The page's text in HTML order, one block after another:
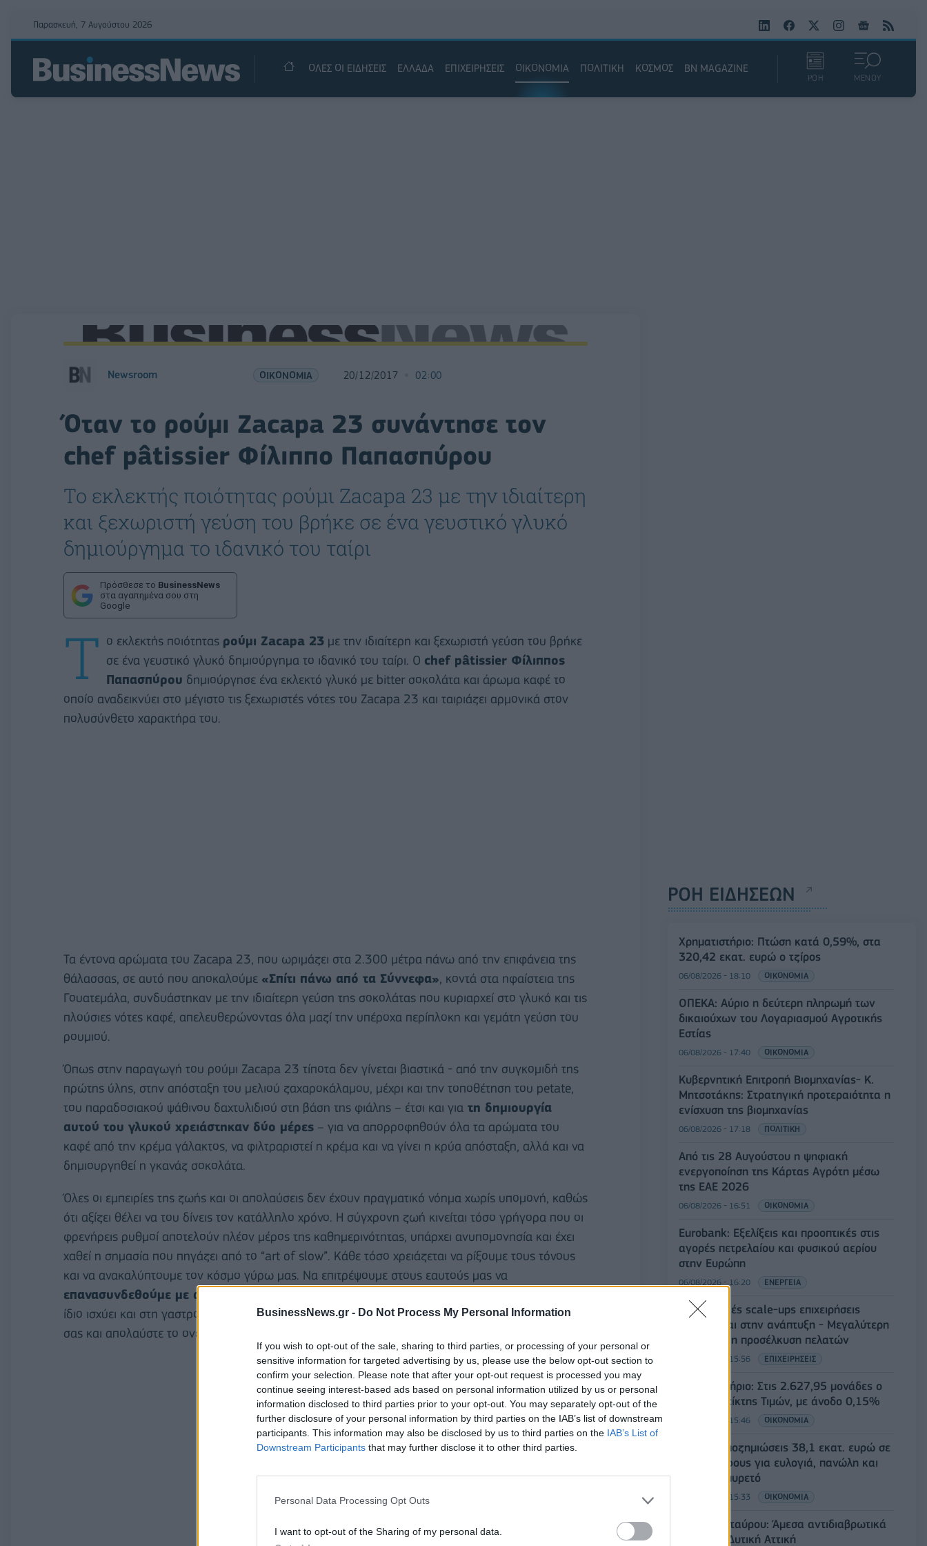
BusinessNews.gr - Do Not Process My Personal Information
If you wish to opt-out of the sale, sharing to third parties, or processing of your personal or
sensitive information for targeted advertising by us, please use the below opt-out section to
confirm your selection. Please note that after your opt-out request is processed you may
continue seeing interest-based ads based on personal information utilized by us or personal
information disclosed to third parties prior to your opt-out. You may separately opt-out of the
further disclosure of your personal information by third parties on the IAB’s list of downstream
participants. This information may also be disclosed by us to third parties on the IAB’s List of
Downstream Participants that may further disclose it to other third parties.
Personal Data Processing Opt Outs
I want to opt-out of the Sharing of my personal data.
Παρασκευή, 7 Αυγούστου 2026
ΟΛΕΣ ΟΙ ΕΙΔΗΣΕΙΣ ΕΛΛΑΔΑ ΕΠΙΧΕΙΡΗΣΕΙΣ ΟΙΚΟΝΟΜΙΑ ΠΟΛΙΤΙΚΗ ΚΟΣΜΟΣ BN MAGAZINE
ΡΟΗ ΜΕΝΟΥ
Newsroom ΟΙΚΟΝΟΜΙΑ 20/12/2017 02:00
Όταν το ρούμι Zacapa 23 συνάντησε τον
chef pâtissier Φίλιππο Παπασπύρου
Το εκλεκτής ποιότητας ρούμι Zacapa 23 με την ιδιαίτερη
και ξεχωριστή γεύση του βρήκε σε ένα γευστικό γλυκό
δημιούργημα το ιδανικό του ταίρι
Πρόσθεσε το BusinessNews
στα αγαπημένα σου στη
Google
Τ ο εκλεκτής ποιότητας ρούμι Zacapa 23 με την ιδιαίτερη και ξεχωριστή γεύση του βρήκε
σε ένα γευστικό γλυκό δημιούργημα το ιδανικό του ταίρι. Ο chef pâtissier Φίλιππος
Παπασπύρου δημιούργησε ένα εκλεκτό γλυκό με bitter σοκολάτα και άρωμα καφέ το
οποίο αναδεικνύει στο μέγιστο τις ξεχωριστές νότες του Zacapa 23 και ταιριάζει αρμονικά στον
πολυσύνθετο χαρακτήρα του.
Τα έντονα αρώματα του Zacapa 23, που ωριμάζει στα 2.300 μέτρα πάνω από την επιφάνεια της
θάλασσας, σε αυτό που αποκαλούμε «Σπίτι πάνω από τα Σύννεφα» , κοντά στα ηφαίστεια της
Γουατεμάλα, συνδυάστηκαν με την ιδιαίτερη γεύση της σοκολάτας που κυριαρχεί στο γλυκό και τις
πλούσιες νότες καφέ, απελευθερώνοντας όλα μαζί την υπέροχα περίπλοκη και γεμάτη γεύση του
ρουμιού.
Όπως στην παραγωγή του ρούμι Zacapa 23 τίποτα δεν γίνεται βιαστικά - από την συγκομιδή της
πρώτης ύλης, στην απόσταξη του μελιού ζαχαροκάλαμου, μέχρι και την τοποθέτηση του petate,
του παραδοσιακού ψάθινου δαχτυλιδιού στη βάση της φιάλης – έτσι και για τη δημιουργία
αυτού του γλυκού χρειάστηκαν δύο μέρες – για να απορροφηθούν όλα τα αρώματα του
καφέ από την κρέμα γάλακτος, να φιλτραριστεί η κρέμα και να γίνει η κρύα απόσταξη, αλλά και να
δημιουργηθεί η γκανάζ σοκολάτα.
Όλες οι εμπειρίες της ζωής και οι απολαύσεις δεν έχουν πραγματικό νόημα χωρίς υπομονή, καθώς
ότι αξίζει θέλει να του δίνεις τον κατάλληλο χρόνο. Η σύγχρονη ζωή κινείται τόσο γρήγορα που οι
φρενήρεις ρυθμοί αποτελούν πλέον μέρος της καθημερινότητας, υπάρχει ανυπομονησία και έχει
χαθεί η σημασία που πηγάζει από το “art of slow”. Κάθε τόσο χρειάζεται να ρίξουμε τους τόνους
και να ανακαλύπτουμε τον κόσμο γύρω μας. Να επιτρέψουμε στους εαυτούς μας να
επανασυνδεθούμε με ανθρώπους, τόπους και απολαύσεις που πραγματικά αξίζουν
ίδιο ισχύει και στη γαστρονομία. Αφήστε τις γεύσεις και τα αρώματα να συνοδεύσουν τις στιγμές
σας και απολαύστε το ονειρικό pairing ενός Zacapa 23 με ένα γλυκό. Αργά και απολαυστικά!
ΡΟΗ ΕΙΔΗΣΕΩΝ
Χρηματιστήριο: Πτώση κατά 0,59%, στα
320,42 εκατ. ευρώ ο τζίρος
06/08/2026 - 18:10 ΟΙΚΟΝΟΜΙΑ
ΟΠΕΚΑ: Αύριο η δεύτερη πληρωμή των
δικαιούχων του Λογαριασμού Αγροτικής
Εστίας
06/08/2026 - 17:40 ΟΙΚΟΝΟΜΙΑ
Κυβερνητική Επιτροπή Βιομηχανίας- Κ.
Μητσοτάκης: Στρατηγική προτεραιότητα η
ενίσχυση της βιομηχανίας
06/08/2026 - 17:18 ΠΟΛΙΤΙΚΗ
Από τις 28 Αυγούστου η ψηφιακή
ενεργοποίηση της Κάρτας Αγρότη μέσω
της ΕΑΕ 2026
06/08/2026 - 16:51 ΟΙΚΟΝΟΜΙΑ
Eurobank: Εξελίξεις και προοπτικές στις
αγορές πετρελαίου και φυσικού αερίου
στην Ευρώπη
06/08/2026 - 16:20 ΕΝΕΡΓΕΙΑ
Οι ελληνικές scale-ups επιχειρήσεις
στρέφονται στην ανάπτυξη - Μεγαλύτερη
πρόκληση η προσέλκυση πελατών
06/08/2026 - 15:56 ΕΠΙΧΕΙΡΗΣΕΙΣ
Χρηματιστήριο: Στις 2.627,95 μονάδες ο
Γενικός Δείκτης Τιμών, με άνοδο 0,15%
06/08/2026 - 15:46 ΟΙΚΟΝΟΜΙΑ
ΥΠΑΑΤ: Αποζημιώσεις 38,1 εκατ. ευρώ σε
κτηνοτρόφους για ευλογιά, πανώλη και
αφθώδη πυρετό
06/08/2026 - 15:33 ΟΙΚΟΝΟΜΙΑ
Στ. Παπασταύρου: Άμεσα αντιδιαβρωτικά
έργα στη Δυτική Αττική